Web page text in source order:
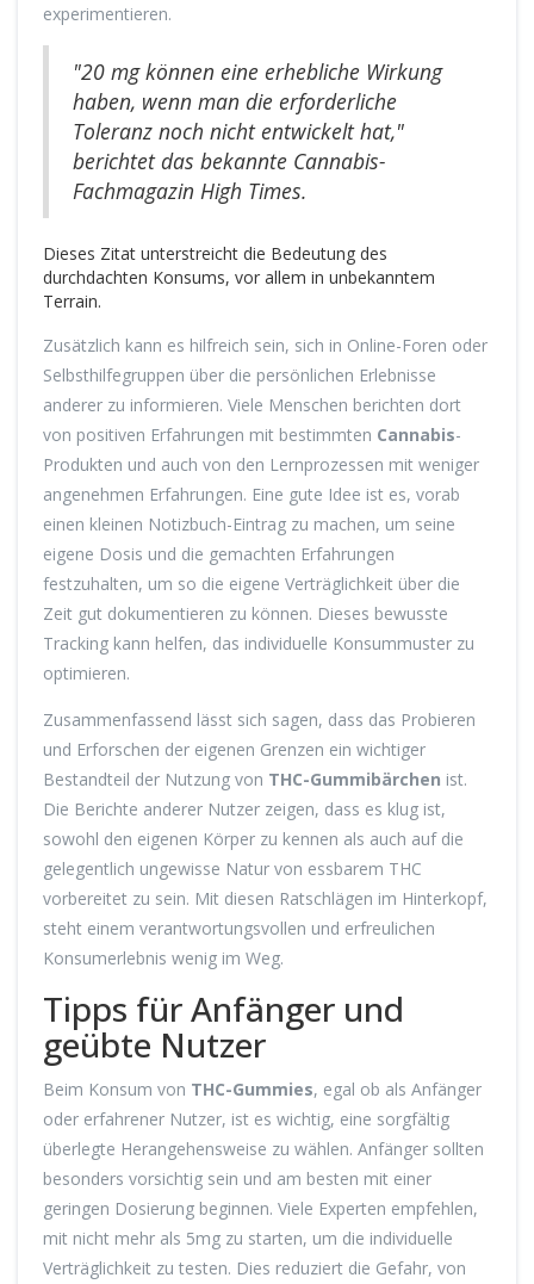
experimentieren.
"20 mg können eine erhebliche Wirkung
haben, wenn man die erforderliche
Toleranz noch nicht entwickelt hat,"
berichtet das bekannte Cannabis-
Fachmagazin High Times.
Dieses Zitat unterstreicht die Bedeutung des
durchdachten Konsums, vor allem in unbekanntem
Terrain.
Zusätzlich kann es hilfreich sein, sich in Online-Foren oder
Selbsthilfegruppen über die persönlichen Erlebnisse
anderer zu informieren. Viele Menschen berichten dort
von positiven Erfahrungen mit bestimmten Cannabis-
Produkten und auch von den Lernprozessen mit weniger
angenehmen Erfahrungen. Eine gute Idee ist es, vorab
einen kleinen Notizbuch-Eintrag zu machen, um seine
eigene Dosis und die gemachten Erfahrungen
festzuhalten, um so die eigene Verträglichkeit über die
Zeit gut dokumentieren zu können. Dieses bewusste
Tracking kann helfen, das individuelle Konsummuster zu
optimieren.
Zusammenfassend lässt sich sagen, dass das Probieren
und Erforschen der eigenen Grenzen ein wichtiger
Bestandteil der Nutzung von THC-Gummibärchen ist.
Die Berichte anderer Nutzer zeigen, dass es klug ist,
sowohl den eigenen Körper zu kennen als auch auf die
gelegentlich ungewisse Natur von essbarem THC
vorbereitet zu sein. Mit diesen Ratschlägen im Hinterkopf,
steht einem verantwortungsvollen und erfreulichen
Konsumerlebnis wenig im Weg.
Tipps für Anfänger und
geübte Nutzer
Beim Konsum von THC-Gummies, egal ob als Anfänger
oder erfahrener Nutzer, ist es wichtig, eine sorgfältig
überlegte Herangehensweise zu wählen. Anfänger sollten
besonders vorsichtig sein und am besten mit einer
geringen Dosierung beginnen. Viele Experten empfehlen,
mit nicht mehr als 5mg zu starten, um die individuelle
Verträglichkeit zu testen. Dies reduziert die Gefahr, von